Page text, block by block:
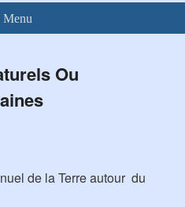
Menu
Ou
de la Terre autour du